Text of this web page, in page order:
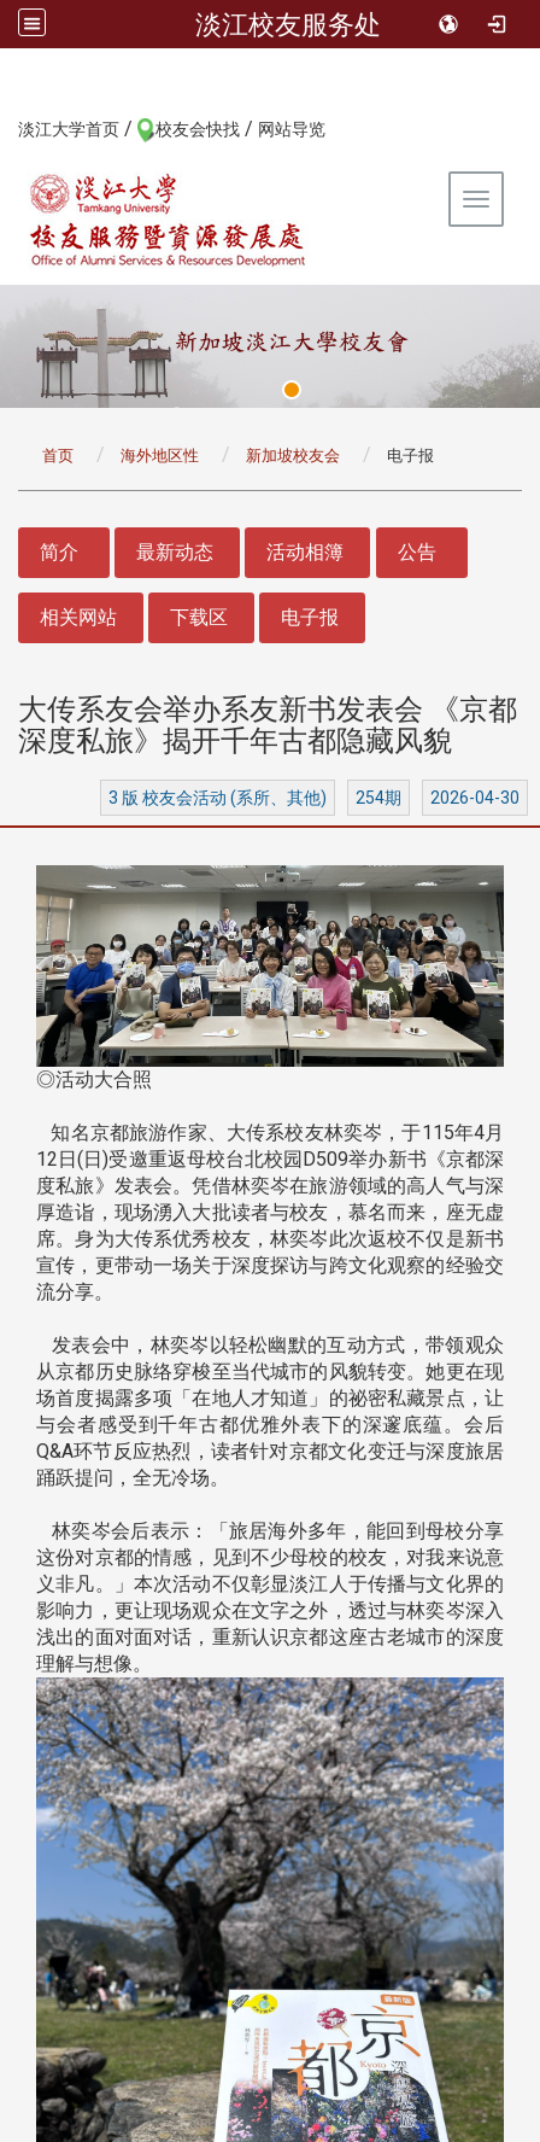
淡江校友服务处
淡江大学首页 / 校友会快找 / 网站导览
Toggle
首页 海外地区性 新加坡校友会 电子报
简介 最新动态 活动相簿 公告
相关网站 下载区 电子报
大传系友会举办系友新书发表会 《京都
深度私旅》揭开千年古都隐藏风貌
3 版 校友会活动 (系所、其他) 254期 2026-04-30
◎活动大合照
知名京都旅游作家、大传系校友林奕岑，于115年4月
12日(日)受邀重返母校台北校园D509举办新书《京都深
度私旅》发表会。凭借林奕岑在旅游领域的高人气与深
厚造诣，现场湧入大批读者与校友，慕名而来，座无虚
席。身为大传系优秀校友，林奕岑此次返校不仅是新书
宣传，更带动一场关于深度探访与跨文化观察的经验交
流分享。
发表会中，林奕岑以轻松幽默的互动方式，带领观众
从京都历史脉络穿梭至当代城市的风貌转变。她更在现
场首度揭露多项「在地人才知道」的祕密私藏景点，让
与会者感受到千年古都优雅外表下的深邃底蕴。会后
Q&A环节反应热烈，读者针对京都文化变迁与深度旅居
踊跃提问，全无冷场。
林奕岑会后表示：「旅居海外多年，能回到母校分享
这份对京都的情感，见到不少母校的校友，对我来说意
义非凡。」本次活动不仅彰显淡江人于传播与文化界的
影响力，更让现场观众在文字之外，透过与林奕岑深入
浅出的面对面对话，重新认识京都这座古老城市的深度
理解与想像。